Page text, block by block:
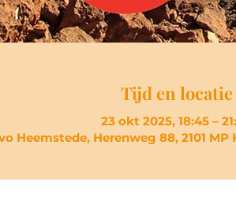
Tijd en locatie
23 okt 2025, 18:45 –
Heemstede, Herenweg 88, 2101